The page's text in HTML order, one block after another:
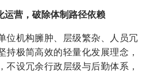
营，破除体制路径依赖
机构臃肿、层级繁杂、人员冗
持极简高效的轻量化发展理念，
不设冗余行政层级与后勤体系，